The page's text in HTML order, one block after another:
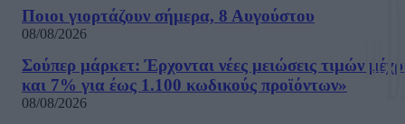
Ποιοι γιορτάζουν σήμερα, 8 Αυγούστου
08/08/2026
Σούπερ μάρκετ: Έρχονται νέες μειώσεις τιμών
και 7% για έως 1.100 κωδικούς προϊόντων»
08/08/2026